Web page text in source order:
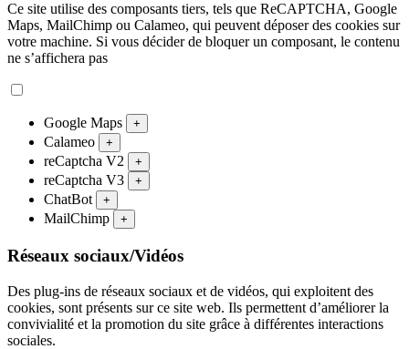
Ce site utilise des composants tiers, tels que ReCAPTCHA, Google
Maps, MailChimp ou Calameo, qui peuvent déposer des cookies sur
votre machine. Si vous décider de bloquer un composant, le contenu
ne s’affichera pas
Google Maps +
Calameo +
reCaptcha V2 +
reCaptcha V3 +
ChatBot +
MailChimp +
Réseaux sociaux/Vidéos
Des plug-ins de réseaux sociaux et de vidéos, qui exploitent des
cookies, sont présents sur ce site web. Ils permettent d’améliorer la
convivialité et la promotion du site grâce à différentes interactions
sociales.